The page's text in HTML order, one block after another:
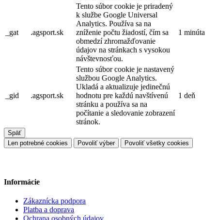
_gat .agsport.sk
Tento súbor cookie je priradený
k službe Google Universal
Analytics. Používa sa na
zníženie počtu žiadostí, čím sa
obmedzí zhromažďovanie
údajov na stránkach s vysokou
návštevnosťou.
1 minúta
_gid .agsport.sk
Tento súbor cookie je nastavený
službou Google Analytics.
Ukladá a aktualizuje jedinečnú
hodnotu pre každú navštívenú
stránku a používa sa na
počítanie a sledovanie zobrazení
stránok.
1 deň
Späť
Len potrebné cookies
Povoliť výber Povoliť všetky cookies
Informácie
Zákaznícka podpora
Platba a doprava